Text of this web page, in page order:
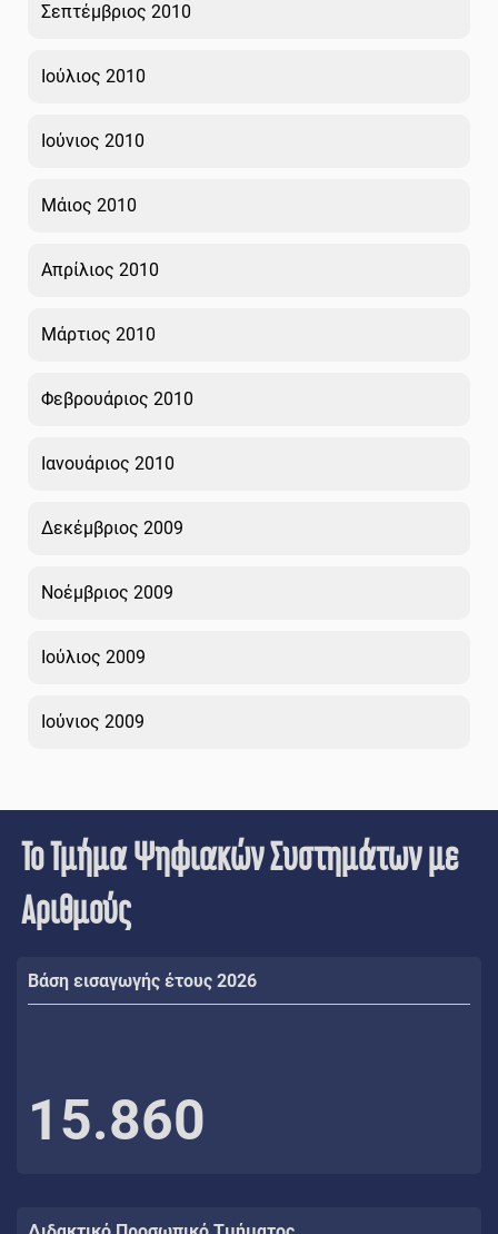
Σεπτέμβριος 2010
Ιούλιος 2010
Ιούνιος 2010
Μάιος 2010
Απρίλιος 2010
Μάρτιος 2010
Φεβρουάριος 2010
Ιανουάριος 2010
Δεκέμβριος 2009
Νοέμβριος 2009
Ιούλιος 2009
Ιούνιος 2009
Το Τμήμα Ψηφιακών Συστημάτων με
Αριθμούς
Βάση εισαγωγής έτους 2026
15.860